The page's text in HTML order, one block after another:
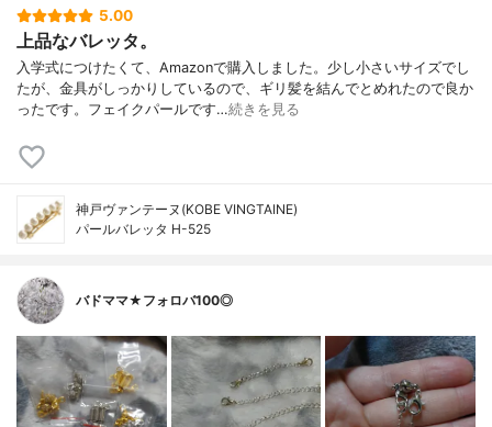
5.00
上品なバレッタ。
入学式につけたくて、Amazonで購入しました。少し小さいサイズでし
たが、金具がしっかりしているので、ギリ髪を結んでとめれたので良か
ったです。フェイクパールです…続きを見る
神戸ヴァンテーヌ(KOBE VINGTAINE)
パールバレッタ H-525
バドママ★フォロバ100◎